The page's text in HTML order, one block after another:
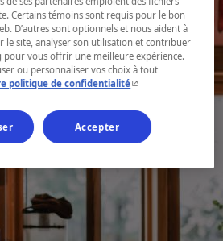
Certains témoins sont requis pour le bon
D’autres sont optionnels et nous aident à
le site, analyser son utilisation et contribuer
vous offrir une meilleure expérience.
ou personnaliser vos choix à tout
politique de confidentialité- Cet hyperlien
Accepter